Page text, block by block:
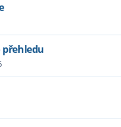
přehledu